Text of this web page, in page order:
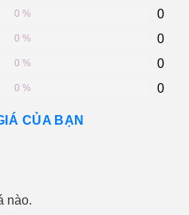
0
0 %
0
0 %
0
0 %
0
0 %
CỦA BẠN
nào.